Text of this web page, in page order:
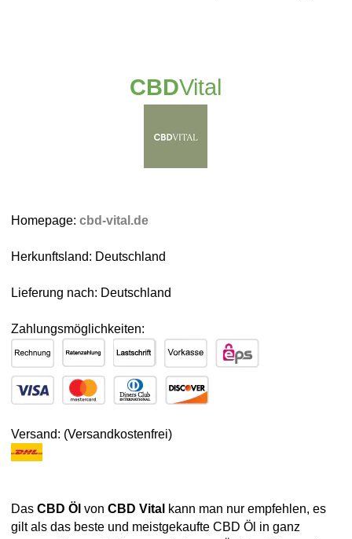
CBDVital
Homepage: cbd-vital.de
Herkunftsland: Deutschland
Lieferung nach: Deutschland
Zahlungsmöglichkeiten:
Versand: (Versandkostenfrei)
Das CBD Öl von CBD Vital kann man nur empfehlen, es
gilt als das beste und meistgekaufte CBD Öl in ganz